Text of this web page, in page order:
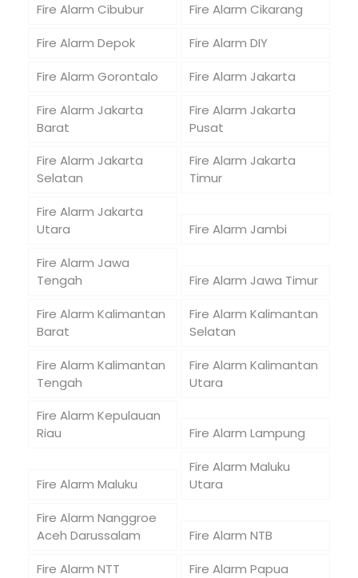
Fire Alarm Cibubur
Fire Alarm Cikarang
Fire Alarm Depok
Fire Alarm DIY
Fire Alarm Gorontalo
Fire Alarm Jakarta
Fire Alarm Jakarta
Barat
Fire Alarm Jakarta
Pusat
Fire Alarm Jakarta
Selatan
Fire Alarm Jakarta
Timur
Fire Alarm Jakarta
Utara
Fire Alarm Jambi
Fire Alarm Jawa
Tengah
Fire Alarm Jawa Timur
Fire Alarm Kalimantan
Barat
Fire Alarm Kalimantan
Selatan
Fire Alarm Kalimantan
Tengah
Fire Alarm Kalimantan
Utara
Fire Alarm Kepulauan
Riau
Fire Alarm Lampung
Fire Alarm Maluku
Fire Alarm Maluku
Utara
Fire Alarm Nanggroe
Aceh Darussalam
Fire Alarm NTB
Fire Alarm NTT
Fire Alarm Papua